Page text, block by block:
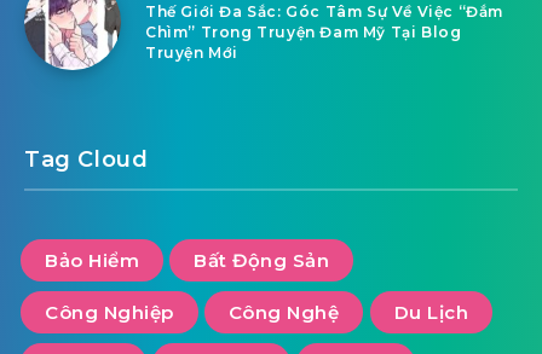
Thế Giới Đa Sắc: Góc Tâm Sự Về Việc “Đắm
Chìm” Trong Truyện Đam Mỹ Tại Blog
Truyện Mới
Tag Cloud
Bảo Hiểm Bất Động Sản
Công Nghiệp Công Nghệ Du Lịch